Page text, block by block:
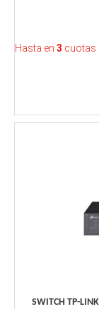
Hasta en 3 cuotas
SWITCH TP-